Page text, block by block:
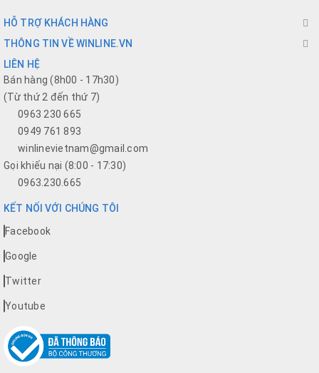
HỖ TRỢ KHÁCH HÀNG
THÔNG TIN VỀ WINLINE.VN
LIÊN HỆ
Bán hàng (8h00 - 17h30)
(Từ thứ 2 đến thứ 7)
0963 230 665
0949 761 893
winlinevietnam@gmail.com
Gọi khiếu nại (8:00 - 17:30)
0963.230.665
KẾT NỐI VỚI CHÚNG TÔI
Facebook
Google
Twitter
Youtube